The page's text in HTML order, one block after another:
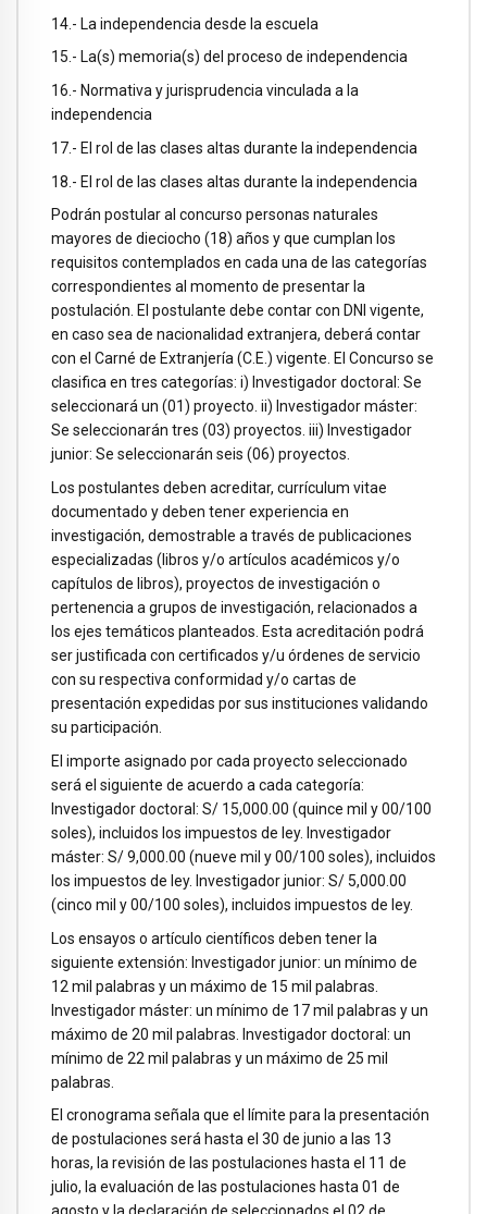
14.- La independencia desde la escuela
15.- La(s) memoria(s) del proceso de independencia
16.- Normativa y jurisprudencia vinculada a la
independencia
17.- El rol de las clases altas durante la independencia
18.- El rol de las clases altas durante la independencia
Podrán postular al concurso personas naturales
mayores de dieciocho (18) años y que cumplan los
requisitos contemplados en cada una de las categorías
correspondientes al momento de presentar la
postulación. El postulante debe contar con DNI vigente,
en caso sea de nacionalidad extranjera, deberá contar
con el Carné de Extranjería (C.E.) vigente. El Concurso se
clasifica en tres categorías: i) Investigador doctoral: Se
seleccionará un (01) proyecto. ii) Investigador máster:
Se seleccionarán tres (03) proyectos. iii) Investigador
junior: Se seleccionarán seis (06) proyectos.
Los postulantes deben acreditar, currículum vitae
documentado y deben tener experiencia en
investigación, demostrable a través de publicaciones
especializadas (libros y/o artículos académicos y/o
capítulos de libros), proyectos de investigación o
pertenencia a grupos de investigación, relacionados a
los ejes temáticos planteados. Esta acreditación podrá
ser justificada con certificados y/u órdenes de servicio
con su respectiva conformidad y/o cartas de
presentación expedidas por sus instituciones validando
su participación.
El importe asignado por cada proyecto seleccionado
será el siguiente de acuerdo a cada categoría:
Investigador doctoral: S/ 15,000.00 (quince mil y 00/100
soles), incluidos los impuestos de ley. Investigador
máster: S/ 9,000.00 (nueve mil y 00/100 soles), incluidos
los impuestos de ley. Investigador junior: S/ 5,000.00
(cinco mil y 00/100 soles), incluidos impuestos de ley.
Los ensayos o artículo científicos deben tener la
siguiente extensión: Investigador junior: un mínimo de
12 mil palabras y un máximo de 15 mil palabras.
Investigador máster: un mínimo de 17 mil palabras y un
máximo de 20 mil palabras. Investigador doctoral: un
mínimo de 22 mil palabras y un máximo de 25 mil
palabras.
El cronograma señala que el límite para la presentación
de postulaciones será hasta el 30 de junio a las 13
horas, la revisión de las postulaciones hasta el 11 de
julio, la evaluación de las postulaciones hasta 01 de